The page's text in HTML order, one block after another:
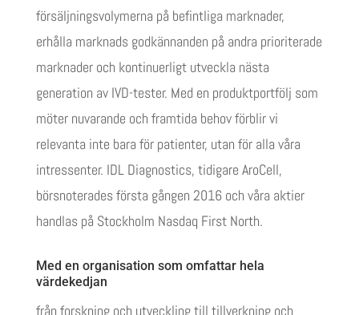
försäljningsvolymerna på befintliga marknader,
erhålla marknads godkännanden på andra prioriterade
marknader och kontinuerligt utveckla nästa
generation av IVD-tester. Med en produktportfölj som
möter nuvarande och framtida behov förblir vi
relevanta inte bara för patienter, utan för alla våra
intressenter. IDL Diagnostics, tidigare AroCell,
börsnoterades första gången 2016 och våra aktier
handlas på Stockholm Nasdaq First North.
Med en organisation som omfattar hela
värdekedjan
från forskning och utveckling till tillverkning och